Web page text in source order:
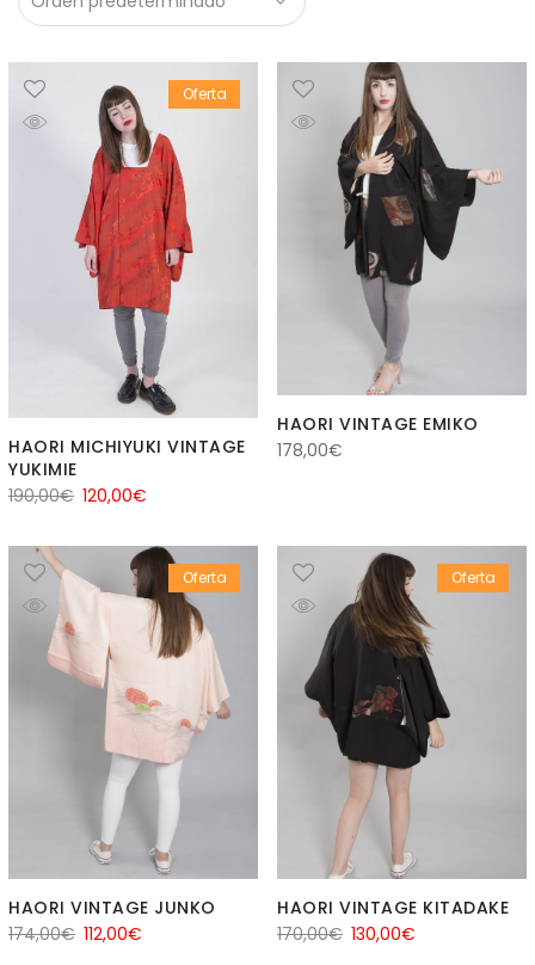
Oferta
HAORI MICHIYUKI VINTAGE
YUKIMIE
190,00€ El
original
era:
190,00€.
120,00€
actual
es:
120,00€.
HAORI VINTAGE EMIKO
178,00€
Oferta
HAORI VINTAGE JUNKO
174,00€ El
112,00€
Oferta
HAORI VINTAGE KITADAKE
170,00€ El
130,00€